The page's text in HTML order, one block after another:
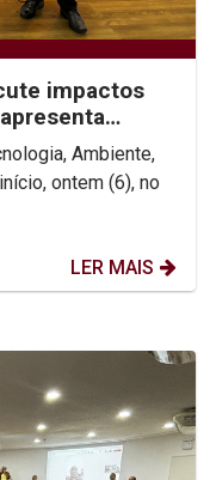
impactos
Ambiente,
ontem (6), no
LER MAIS